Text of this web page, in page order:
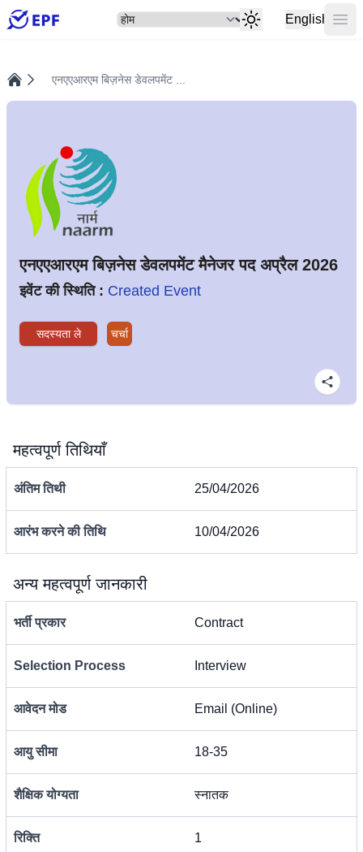
सेलेक्ट English
एनएएआरएम बिज़नेस डेवलपमेंट ...
एनएएआरएम बिज़नेस डेवलपमेंट मैनेजर पद अप्रैल 2026
इवेंट की स्थिति : Created Event
सदस्यता ले चर्चा
महत्वपूर्ण तिथियाँ
अंतिम तिथी 25/04/2026
आरंभ करने की तिथि 10/04/2026
अन्य महत्वपूर्ण जानकारी
भर्ती प्रकार Contract
Selection Process Interview
आवेदन मोड Email (Online)
आयु सीमा 18-35
शैक्षिक योग्यता स्नातक
रिक्ति 1